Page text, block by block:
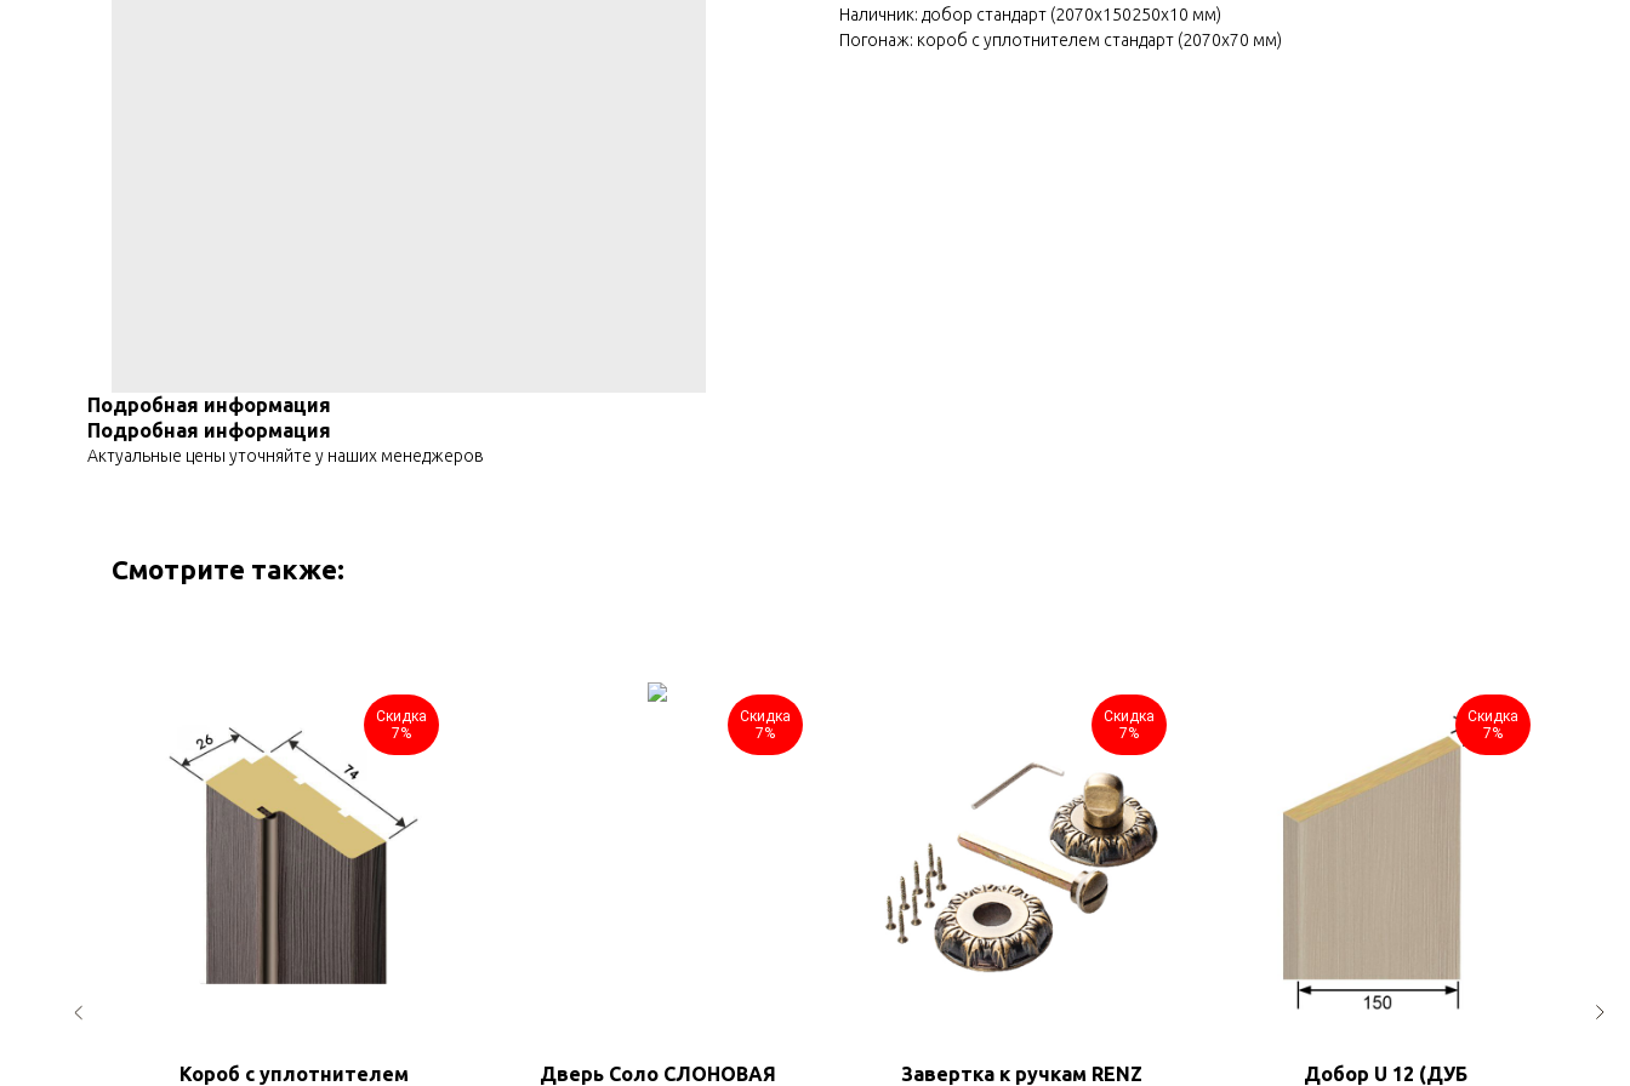
Наличник: добор стандарт (2070х150250х10 мм)
Погонаж: короб с уплотнителем стандарт (2070х70 мм)
Подробная информация
Подробная информация
Актуальные цены уточняйте у наших менеджеров
Смотрите также:
Скидка
7%
Короб с уплотнителем
Скидка
7%
Дверь Соло СЛОНОВАЯ
Скидка
7%
Завертка к ручкам RENZ
Скидка
7%
Добор U 12 (ДУБ